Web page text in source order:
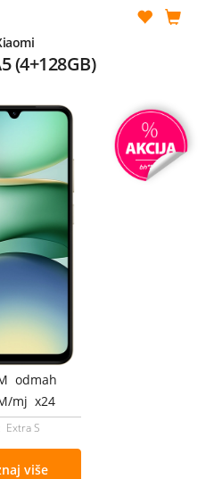
(4+128GB)
odmah
mj x24
Extra S
više